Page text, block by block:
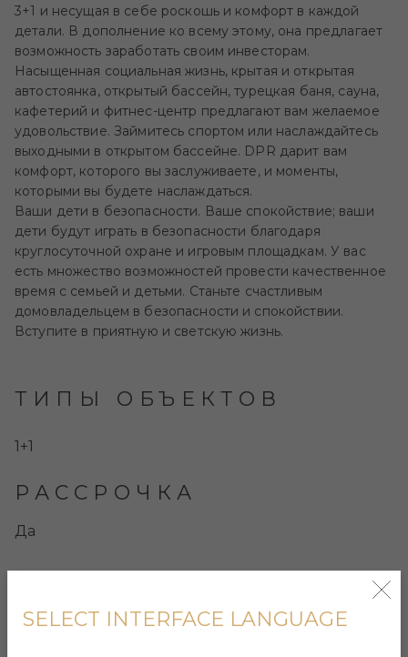
3+1 и несущая в себе роскошь и комфорт в каждой
детали. В дополнение ко всему этому, она предлагает
возможность заработать своим инвесторам.
Насыщенная социальная жизнь, крытая и открытая
автостоянка, открытый бассейн, турецкая баня, сауна,
кафетерий и фитнес-центр предлагают вам желаемое
удовольствие. Займитесь спортом или наслаждайтесь
выходными в открытом бассейне. DPR дарит вам
комфорт, которого вы заслуживаете, и моменты,
которыми вы будете наслаждаться.
Ваши дети в безопасности. Ваше спокойствие; ваши
дети будут играть в безопасности благодаря
круглосуточной охране и игровым площадкам. У вас
есть множество возможностей провести качественное
время с семьей и детьми. Станьте счастливым
домовладельцем в безопасности и спокойствии.
Вступите в приятную и светскую жизнь.
ТИПЫ ОБЪЕКТОВ
1+1
РАССРОЧКА
Да
SELECT INTERFACE LANGUAGE